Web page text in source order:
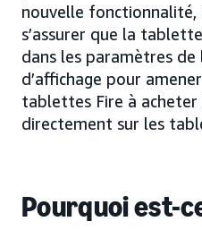
nouvelle fonctionnalité,
s’assurer que la
dans les paramètres
d’affichage pour
tablettes Fire à
directement sur les
Pourquoi est-